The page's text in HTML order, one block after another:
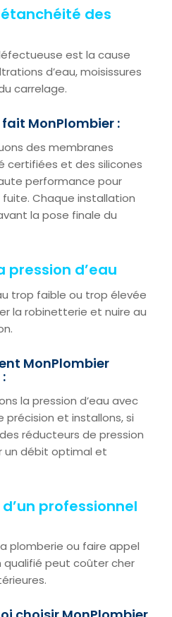
des
est la cause
d’eau, moisissures
carrelage.
fait MonPlombier :
des membranes
certifiées et des silicones
performance pour
Chaque installation
la pose finale du
pression d’eau
trop faible ou trop élevée
la robinetterie et nuire au
MonPlombier
la pression d’eau avec
précision et installons, si
réducteurs de pression
un débit optimal et
professionnel
plomberie ou faire appel
qualifié peut coûter cher